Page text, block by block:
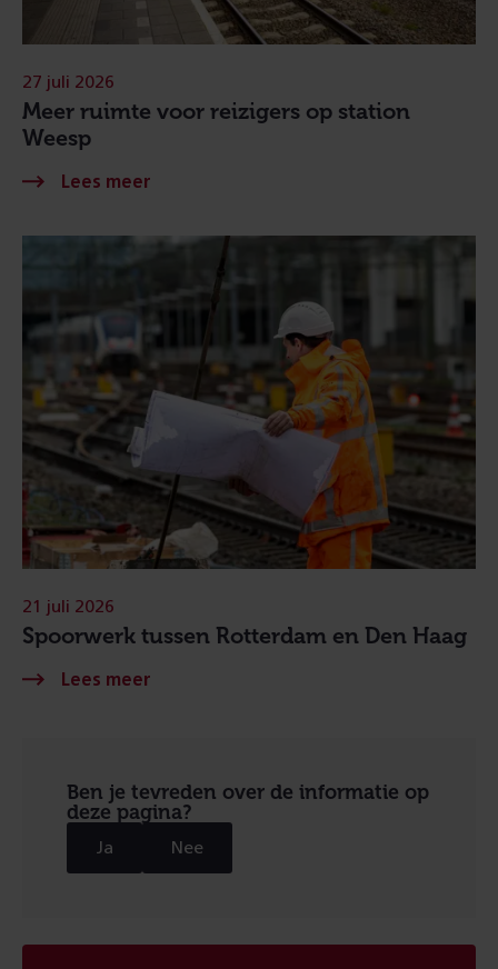
Meer ruimte voor reizigers op station
Weesp
27 juli 2026
Spoorwerk tussen Rotterdam en Den Haag
21 juli 2026
Ben je tevreden over de informatie op
deze pagina?
Ja Nee